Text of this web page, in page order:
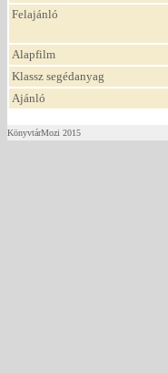
Felajánló
Alapfilm
Klassz segédanyag
Ajánló
KönyvtárMozi 2015